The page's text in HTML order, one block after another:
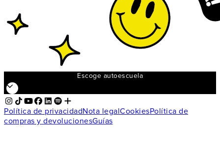
Escoge autoescuela
Política de privacidadNota legalCookiesPolítica de
compras y devolucionesGuías